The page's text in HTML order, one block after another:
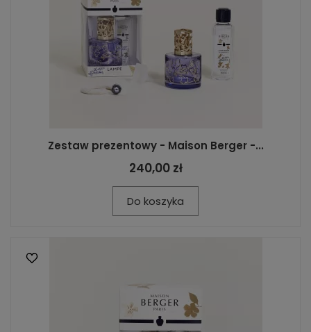
Zestaw prezentowy - Maison Berger -...
240,00 zł
Do koszyka